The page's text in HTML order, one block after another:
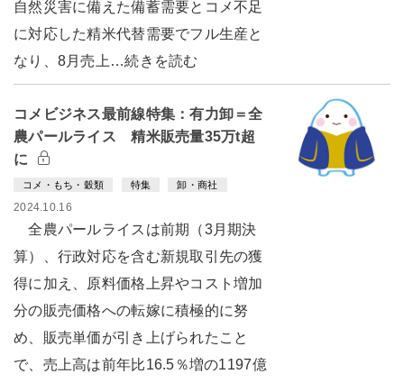
自然災害に備えた備蓄需要とコメ不足
に対応した精米代替需要でフル生産と
なり、8月売上…続きを読む
コメビジネス最前線特集：有力卸＝全
農パールライス 精米販売量35万t超
に
コメ・もち・穀類 特集 卸・商社
2024.10.16
全農パールライスは前期（3月期決
算）、行政対応を含む新規取引先の獲
得に加え、原料価格上昇やコスト増加
分の販売価格への転嫁に積極的に努
め、販売単価が引き上げられたこと
で、売上高は前年比16.5％増の1197億